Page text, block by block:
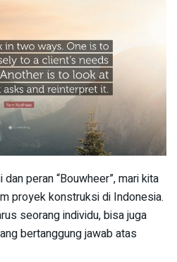
peran “Bouwheer”, mari kita
proyek konstruksi di Indonesia.
seorang individu, bisa juga
bertanggung jawab atas